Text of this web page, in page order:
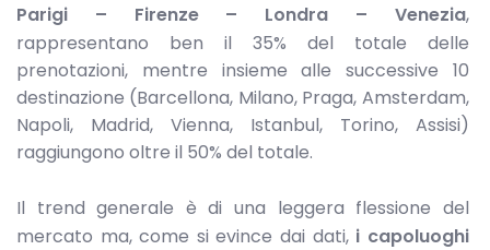
Parigi – Firenze – Londra – Venezia,
rappresentano ben il 35% del totale delle
prenotazioni, mentre insieme alle successive 10
destinazione (Barcellona, Milano, Praga, Amsterdam,
Napoli, Madrid, Vienna, Istanbul, Torino, Assisi)
raggiungono oltre il 50% del totale.
Il trend generale è di una leggera flessione del
mercato ma, come si evince dai dati, i capoluoghi